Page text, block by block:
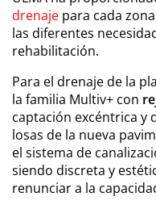
drenaje para cada
las diferentes
rehabilitación.
Para el drenaje de la
la familia Multiv+ con
captación excéntrica y
losas de la nueva
el sistema de
siendo discreta y
renunciar a la